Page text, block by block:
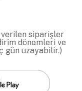
verilen siparişler
dönemleri ve
gün uzayabilir.)